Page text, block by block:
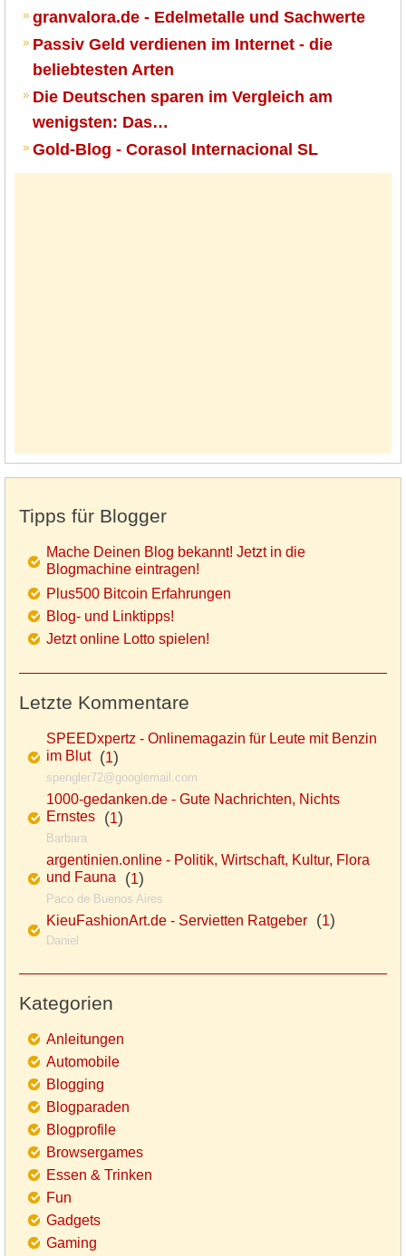
granvalora.de - Edelmetalle und Sachwerte
Passiv Geld verdienen im Internet - die
beliebtesten Arten
Die Deutschen sparen im Vergleich am
wenigsten: Das…
Gold-Blog - Corasol Internacional SL
Tipps für Blogger
Mache Deinen Blog bekannt! Jetzt in die
Blogmachine eintragen!
Plus500 Bitcoin Erfahrungen
Blog- und Linktipps!
Jetzt online Lotto spielen!
Letzte Kommentare
SPEEDxpertz - Onlinemagazin für Leute mit Benzin
im Blut(1)
spengler72@googlemail.com
1000-gedanken.de - Gute Nachrichten, Nichts
Ernstes (1)
Barbara
argentinien.online - Politik, Wirtschaft, Kultur, Flora
und Fauna (1)
Paco de Buenos Aires
KieuFashionArt.de - Servietten Ratgeber (1)
Daniel
Kategorien
Anleitungen
Automobile
Blogging
Blogparaden
Blogprofile
Browsergames
Essen & Trinken
Fun
Gadgets
Gaming